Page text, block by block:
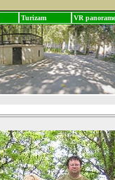
Turizam VR panorame